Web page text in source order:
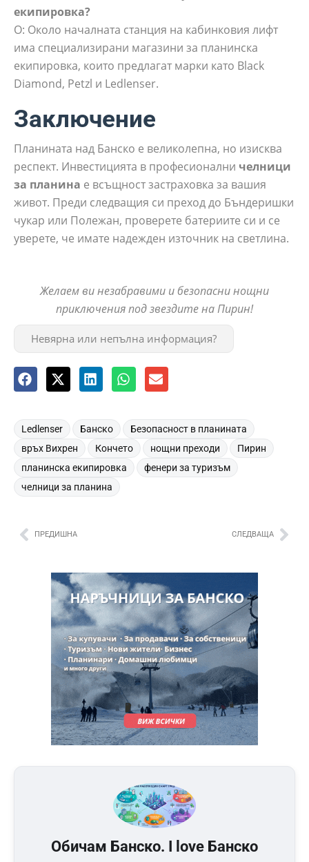
екипировка?
О: Около началната станция на кабинковия лифт
има специализирани магазини за планинска
екипировка, които предлагат марки като Black
Diamond, Petzl и Ledlenser.
Заключение
Планината над Банско е великолепна, но изисква
респект. Инвестицията в професионални челници
за планина е всъщност застраховка за вашия
живот. Преди следващия си преход до Бъндеришки
чукар или Полежан, проверете батериите си и се
уверете, че имате надежден източник на светлина.
Желаем ви незабравими и безопасни нощни
приключения под звездите на Пирин!
Невярна или непълна информация?
Ledlenser Банско Безопасност в планината
връх Вихрен Кончето нощни преходи Пирин
планинска екипировка фенери за туризъм
челници за планина
ПРЕДИШНА СЛЕДВАЩА
Обичам Банско. I love Банско